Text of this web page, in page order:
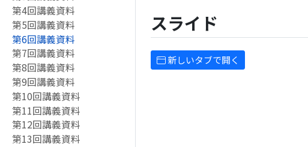
第4回講義資料
第5回講義資料
第6回講義資料
第7回講義資料
第8回講義資料
第9回講義資料
第10回講義資料
第11回講義資料
第12回講義資料
第13回講義資料
スライド
新しいタブで開く